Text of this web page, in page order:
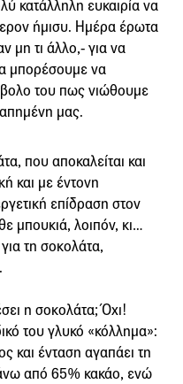
κατάλληλη ευκαιρία να
ήμισυ. Ημέρα έρωτα
μη τι άλλο,- για να
μπορέσουμε να
του πως νιώθουμε
μας.
που αποκαλείται και
και με έντονη
επίδραση στον
μπουκιά, λοιπόν, κι…
τη σοκολάτα,
η σοκολάτα; Όχι!
του γλυκό «κόλλημα»:
και ένταση αγαπάει τη
από 65% κακάο, ενώ